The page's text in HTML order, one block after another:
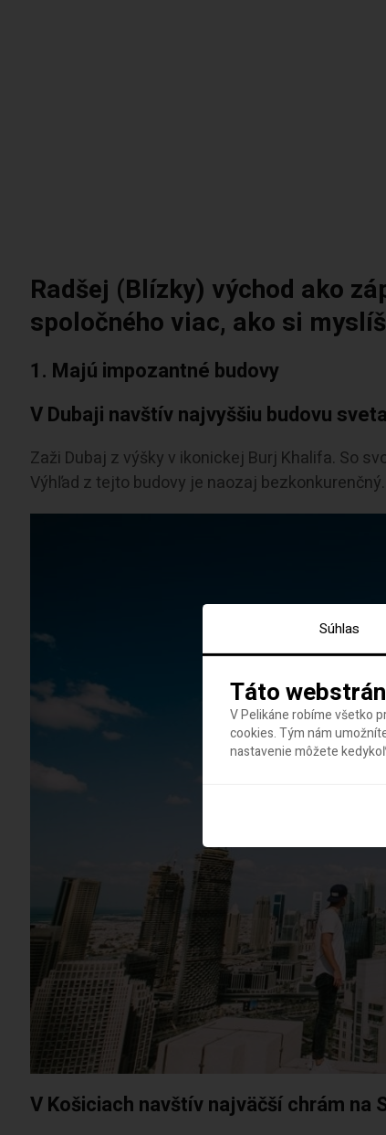
Radšej (Blízky) východ ako
spoločného viac, ako si
1. Majú impozantné budovy
V Dubaji navštív najvyššiu budovu
Zaži Dubaj z výšky v ikonickej Burj Khalifa. So
Výhľad z tejto budovy je naozaj bezkonkurenčný.
V Košiciach navštív najväčší chrám
Súhlas
Táto
V Pelikáne robíme všetko
cookies. Tým nám
nastavenie môžete